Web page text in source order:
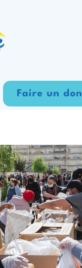
Faire un don